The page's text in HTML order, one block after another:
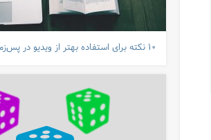
۱۰ نکته برای استفاده بهتر از ویدیو در پس‌زمینه صفحات